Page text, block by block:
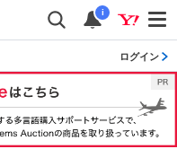
i
ログイン